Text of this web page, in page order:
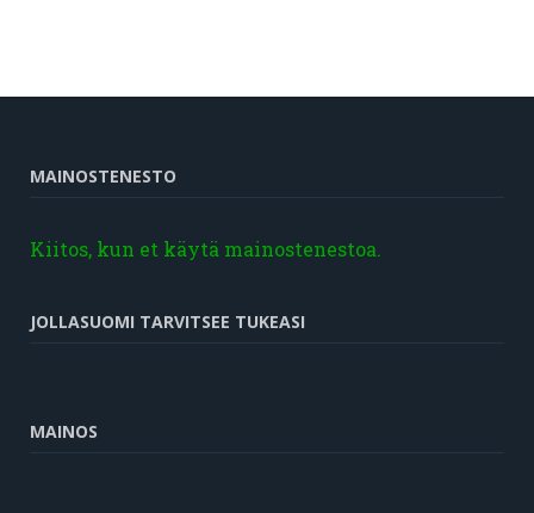
MAINOSTENESTO
Kiitos, kun et käytä mainostenestoa.
JOLLASUOMI TARVITSEE TUKEASI
MAINOS